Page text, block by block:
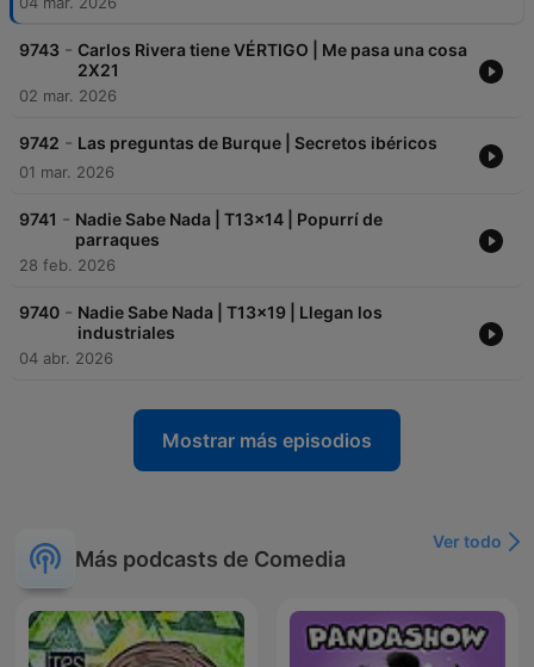
9743 - Carlos Rivera tiene VÉRTIGO | Me pasa una cosa
2X21
02 mar. 2026
9742 - Las preguntas de Burque | Secretos ibéricos
01 mar. 2026
9741 - Nadie Sabe Nada | T13x14 | Popurrí de
parraques
28 feb. 2026
9740 - Nadie Sabe Nada | T13x19 | Llegan los
industriales
04 abr. 2026
Mostrar más episodios
Más podcasts de Comedia
Ver todo